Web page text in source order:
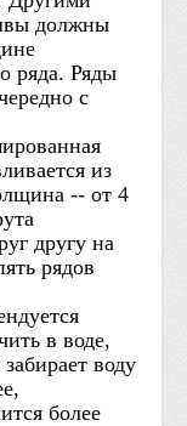
должны
ряда. Ряды
с
из
-- от 4
другу на
рядов
в воде,
воду
более